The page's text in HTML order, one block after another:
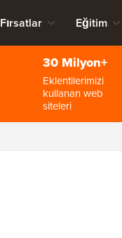
Fırsatlar Eğitim
30 Milyon+
Eklentilerimizi
kullanan web
siteleri